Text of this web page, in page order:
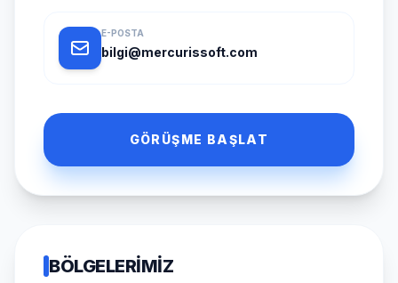
E-POSTA
bilgi@mercurissoft.com
GÖRÜŞME BAŞLAT
BÖLGELERIMIZ